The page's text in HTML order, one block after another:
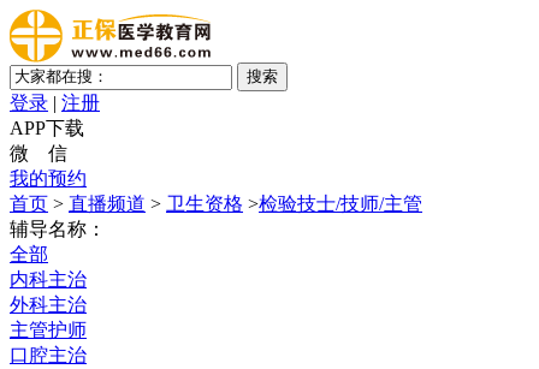
登录 | 注册
APP下载
微 信
我的预约
首页 > 直播频道 > 卫生资格 >检验技士/技师/主管
辅导名称：
全部
内科主治
外科主治
主管护师
口腔主治